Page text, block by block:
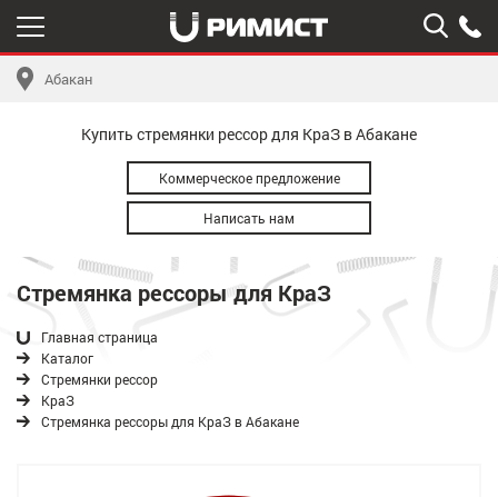
Абакан
Купить стремянки рессор для КраЗ в Абакане
Коммерческое предложение
Написать нам
Стремянка рессоры для КраЗ
Главная страница
Каталог
Стремянки рессор
КраЗ
Стремянка рессоры для КраЗ в Абакане